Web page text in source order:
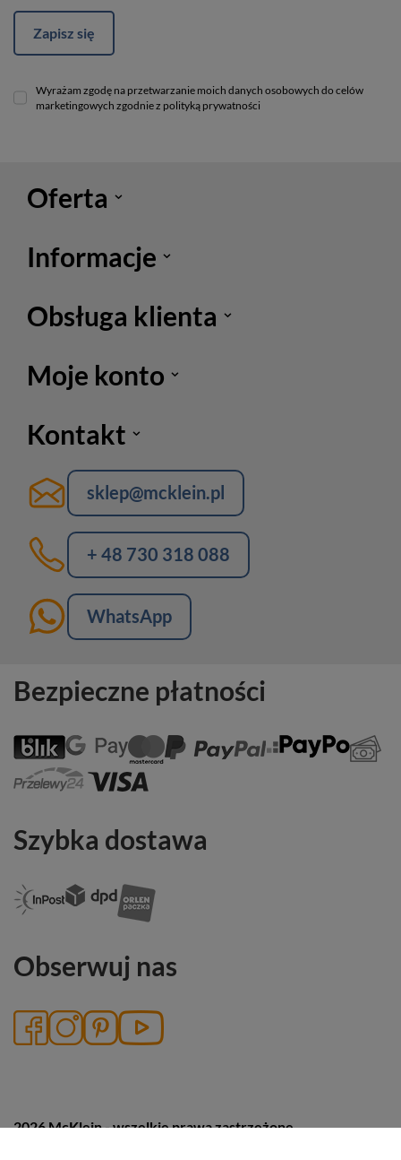
Zapisz się
Wyrażam zgodę na przetwarzanie moich danych osobowych do celów
marketingowych zgodnie z polityką prywatności
Oferta
Informacje
Obsługa klienta
Moje konto
Kontakt
sklep@mcklein.pl
+ 48 730 318 088
WhatsApp
Bezpieczne płatności
Szybka dostawa
Obserwuj nas
2026 McKlein - wszelkie prawa zastrzeżone